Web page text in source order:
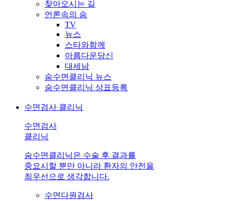
찾아오시는 길
언론속의 숨
TV
뉴스
스타와함께
아름다운당신
대세남
숨수면클리닉 뉴스
숨수면클리닉 상표등록
수면검사 클리닉
수면검사
클리닉
숨수면클리닉은 수술 후 결과를
중요시할 뿐만 아니라 환자의 안전을
최우선으로 생각합니다.
수면다원검사